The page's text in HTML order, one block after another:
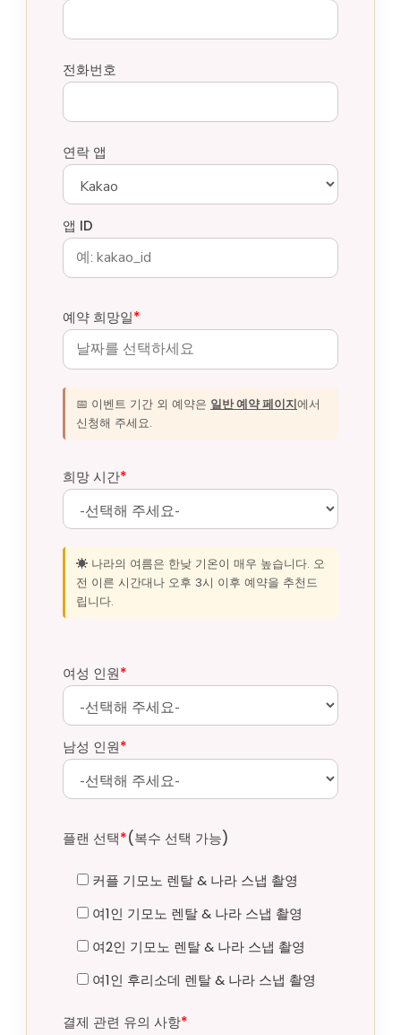
전화번호
연락 앱
앱 ID
예약 희망일*
📅 이벤트 기간 외 예약은 일반 예약 페이지에서
신청해 주세요.
희망 시간*
☀️ 나라의 여름은 한낮 기온이 매우 높습니다. 오
전 이른 시간대나 오후 3시 이후 예약을 추천드
립니다.
여성 인원*
남성 인원*
플랜 선택*(복수 선택 가능)
커플 기모노 렌탈 & 나라 스냅 촬영
여1인 기모노 렌탈 & 나라 스냅 촬영
여2인 기모노 렌탈 & 나라 스냅 촬영
여1인 후리소데 렌탈 & 나라 스냅 촬영
결제 관련 유의 사항*